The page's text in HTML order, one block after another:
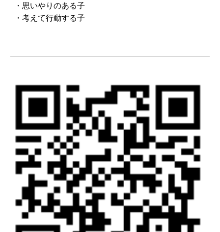
・思いやりのある子
・考えて行動する子